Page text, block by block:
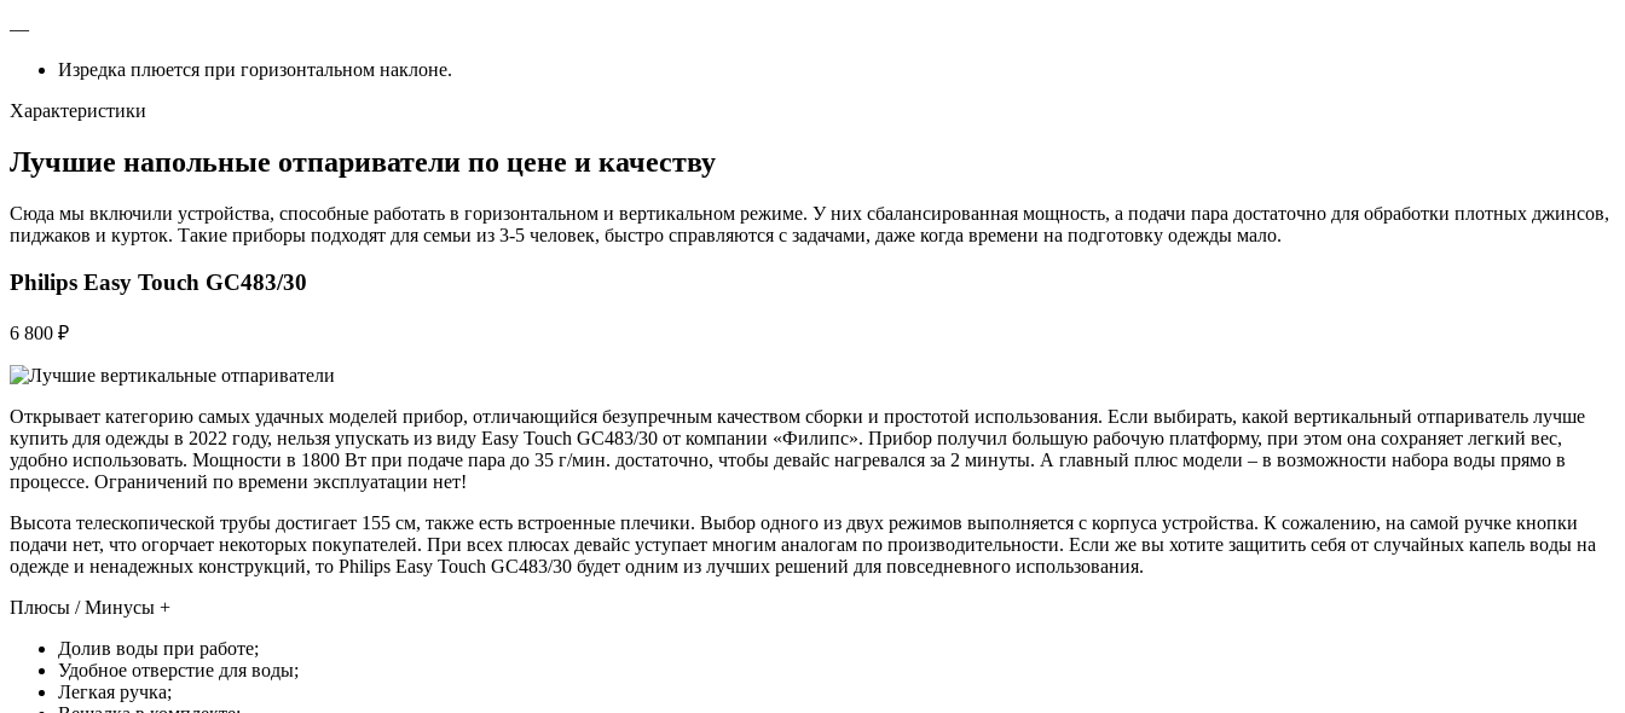
—
Изредка плюется при горизонтальном наклоне.
Характеристики
Лучшие напольные отпариватели по цене и качеству
Сюда мы включили устройства, способные работать в горизонтальном и вертикальном режиме. У них сбалансированная мощность, а подачи пара достаточно для обработки плотных джинсов,
пиджаков и курток. Такие приборы подходят для семьи из 3-5 человек, быстро справляются с задачами, даже когда времени на подготовку одежды мало.
Philips Easy Touch GC483/30
6 800 ₽
Открывает категорию самых удачных моделей прибор, отличающийся безупречным качеством сборки и простотой использования. Если выбирать, какой вертикальный отпариватель лучше
купить для одежды в 2022 году, нельзя упускать из виду Easy Touch GC483/30 от компании «Филипс». Прибор получил большую рабочую платформу, при этом она сохраняет легкий вес,
удобно использовать. Мощности в 1800 Вт при подаче пара до 35 г/мин. достаточно, чтобы девайс нагревался за 2 минуты. А главный плюс модели – в возможности набора воды прямо в
процессе. Ограничений по времени эксплуатации нет!
Высота телескопической трубы достигает 155 см, также есть встроенные плечики. Выбор одного из двух режимов выполняется с корпуса устройства. К сожалению, на самой ручке кнопки
подачи нет, что огорчает некоторых покупателей. При всех плюсах девайс уступает многим аналогам по производительности. Если же вы хотите защитить себя от случайных капель воды на
одежде и ненадежных конструкций, то Philips Easy Touch GC483/30 будет одним из лучших решений для повседневного использования.
Плюсы / Минусы +
Долив воды при работе;
Удобное отверстие для воды;
Легкая ручка;